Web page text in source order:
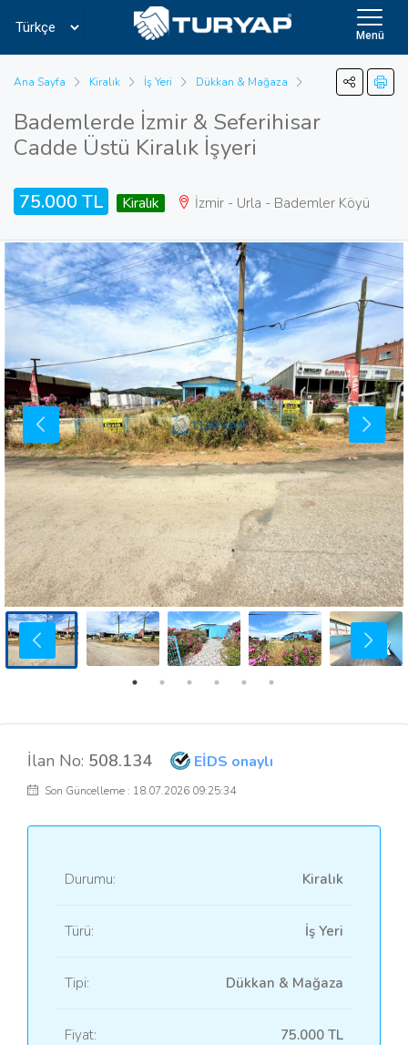
Menü
Ana Sayfa Kiralık İş Yeri Dükkan & Mağaza
Bademlerde İzmir & Seferihisar
Cadde Üstü Kiralık İşyeri
75.000 TL Kiralık İzmir - Urla - Bademler Köyü
İlan No: 508.134 EİDS onaylı
Son Güncelleme : 18.07.2026 09:25:34
Durumu: Kiralık
Türü: İş Yeri
Tipi: Dükkan & Mağaza
Fiyat: 75.000 TL